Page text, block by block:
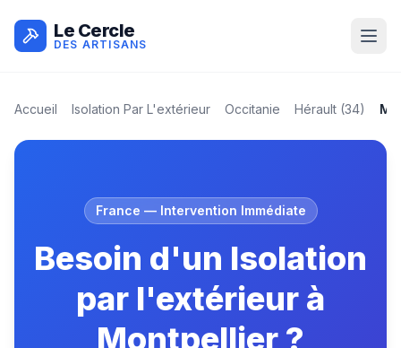
Le Cercle
DES ARTISANS
Accueil Isolation Par L'extérieur Occitanie Hérault (34)
France — Intervention Immédiate
Besoin d'un Isolation
par l'extérieur à
Montpellier ?